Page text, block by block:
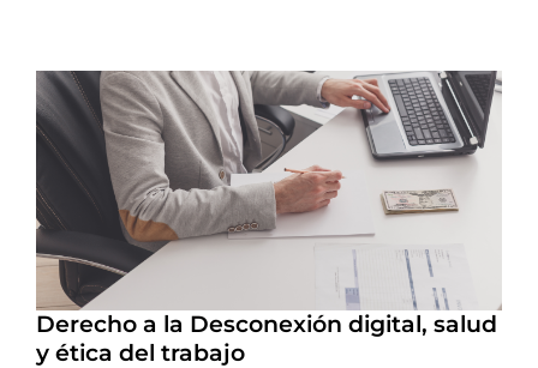
Derecho a la Desconexión digital, salud
y ética del trabajo